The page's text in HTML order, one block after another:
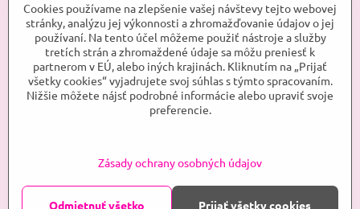
©2026ANJELKA, s.r.o.
Predvoľby súkromia
Zásady ochrany osobných údajov
Cookies používame na zlepšenie vašej návštevy tejto webovej
stránky, analýzu jej výkonnosti a zhromažďovanie údajov o jej
používaní. Na tento účel môžeme použiť nástroje a služby
tretích strán a zhromaždené údaje sa môžu preniesť k
partnerom v EÚ, alebo iných krajinách. Kliknutím na „Prijať
všetky cookies“ vyjadrujete svoj súhlas s týmto spracovaním.
Nižšie môžete nájsť podrobné informácie alebo upraviť svoje
preferencie.
Zásady ochrany osobných údajov
Prijať všetky cookies
Odmietnuť všetko